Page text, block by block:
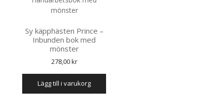
Sy käpphästen Prince –
Inbunden bok med
mönster
278,00kr
lägg till i varukorg